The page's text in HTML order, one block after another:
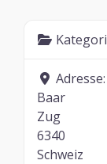
Adresse:
Baar
Zug
6340
Schweiz